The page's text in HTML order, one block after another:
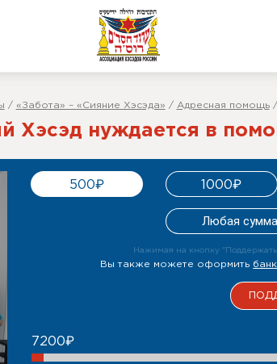
/ «Забота» – «Сияние Хэсэда» / Адресная помощь/
Хэсэд нуждается в
500₽ 1000₽
Нажимая на кнопку
Вы также можете оформить
7200₽